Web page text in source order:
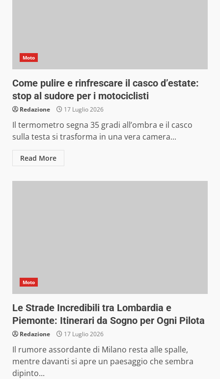
Moto
Come pulire e rinfrescare il casco d’estate:
stop al sudore per i motociclisti
Redazione 17 Luglio 2026
Il termometro segna 35 gradi all’ombra e il casco
sulla testa si trasforma in una vera camera...
Read More
Moto
Le Strade Incredibili tra Lombardia e
Piemonte: Itinerari da Sogno per Ogni Pilota
Redazione 17 Luglio 2026
Il rumore assordante di Milano resta alle spalle,
mentre davanti si apre un paesaggio che sembra
dipinto...